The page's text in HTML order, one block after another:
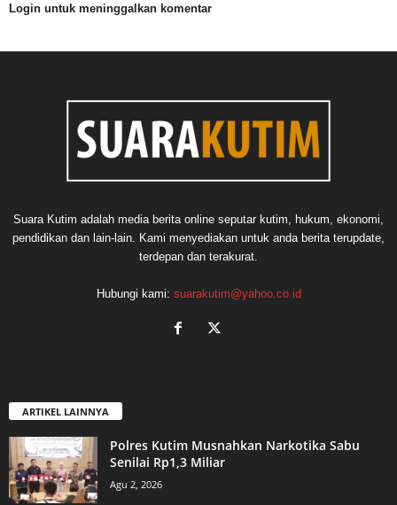
Login untuk meninggalkan komentar
Suara Kutim adalah media berita online seputar kutim, hukum, ekonomi,
pendidikan dan lain-lain. Kami menyediakan untuk anda berita terupdate,
terdepan dan terakurat.
Hubungi kami: suarakutim@yahoo.co.id
ARTIKEL LAINNYA
Polres Kutim Musnahkan Narkotika Sabu
Senilai Rp1,3 Miliar
Agu 2, 2026